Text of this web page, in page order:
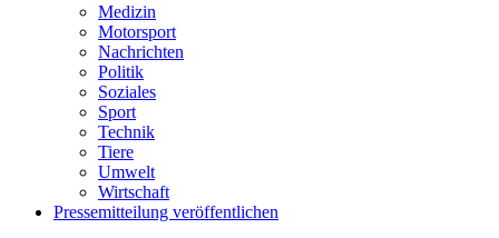
Medizin
Motorsport
Nachrichten
Politik
Soziales
Sport
Technik
Tiere
Umwelt
Wirtschaft
Pressemitteilung veröffentlichen